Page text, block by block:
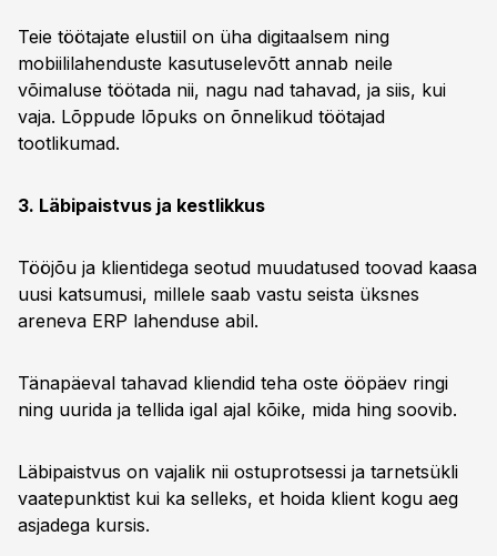
Teie töötajate elustiil on üha digitaalsem ning
mobiililahenduste kasutuselevõtt annab neile
võimaluse töötada nii, nagu nad tahavad, ja siis, kui
vaja. Lõppude lõpuks on õnnelikud töötajad
tootlikumad.
3. Läbipaistvus ja kestlikkus
Tööjõu ja klientidega seotud muudatused toovad kaasa
uusi katsumusi, millele saab vastu seista üksnes
areneva ERP lahenduse abil.
Tänapäeval tahavad kliendid teha oste ööpäev ringi
ning uurida ja tellida igal ajal kõike, mida hing soovib.
Läbipaistvus on vajalik nii ostuprotsessi ja tarnetsükli
vaatepunktist kui ka selleks, et hoida klient kogu aeg
asjadega kursis.